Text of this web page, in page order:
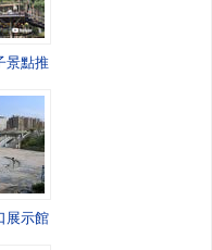
園玩一整天，寓教於樂又好拍〉
景點推薦—奧爾森林學堂探訪記
下來的一站
展示館｜一個午後，走進老水道